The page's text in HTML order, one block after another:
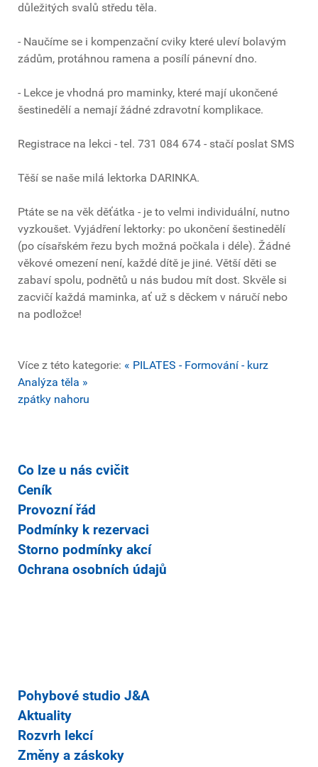
důležitých svalů středu těla.
- Naučíme se i kompenzační cviky které uleví bolavým
zádům, protáhnou ramena a posílí pánevní dno.
- Lekce je vhodná pro maminky, které mají ukončené
šestinedělí a nemají žádné zdravotní komplikace.
Registrace na lekci - tel. 731 084 674 - stačí poslat SMS
Těší se naše milá lektorka DARINKA.
Ptáte se na věk děťátka - je to velmi individuální, nutno
vyzkoušet. Vyjádření lektorky: po ukončení šestinedělí
(po císařském řezu bych možná počkala i déle). Žádné
věkové omezení není, každé dítě je jiné. Větší děti se
zabaví spolu, podnětů u nás budou mít dost. Skvěle si
zacvičí každá maminka, ať už s děckem v náručí nebo
na podložce!
Více z této kategorie: « PILATES - Formování - kurz
Analýza těla »
zpátky nahoru
Co lze u nás cvičit
Ceník
Provozní řád
Podmínky k rezervaci
Storno podmínky akcí
Ochrana osobních údajů
Pohybové studio J&A
Aktuality
Rozvrh lekcí
Změny a záskoky